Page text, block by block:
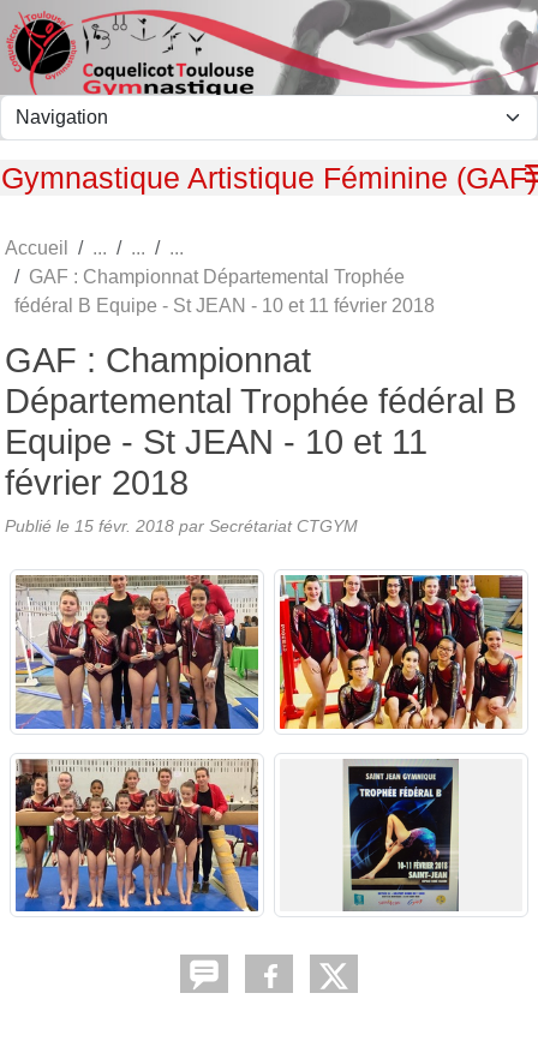
Gymnastique Artistique Féminine (GAF)
Accueil
GAF : Championnat Départemental Trophée
fédéral B Equipe - St JEAN - 10 et 11 février 2018
GAF : Championnat
Départemental Trophée fédéral B
Equipe - St JEAN - 10 et 11
février 2018
Publié le 15 févr. 2018 par Secrétariat CTGYM
Panneau de gestion des cookies